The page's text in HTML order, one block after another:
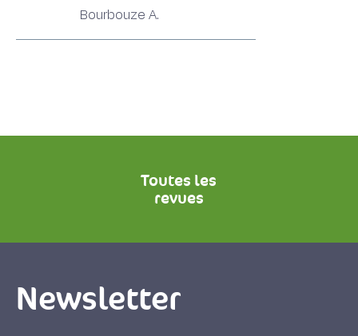
Bourbouze A.
Toutes les
revues
Newsletter